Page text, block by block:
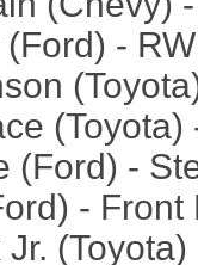
-
(Toyota)
(Ford) -
- Front